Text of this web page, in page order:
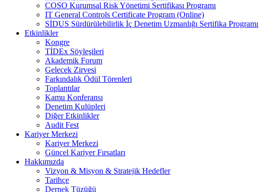
COSO Kurumsal Risk Yönetimi Sertifikası Programı
IT General Controls Certificate Program (Online)
SİDUS Sürdürülebilirlik İç Denetim Uzmanlığı Sertifika Programı
Etkinlikler
Kongre
TİDEx Söyleşileri
Akademik Forum
Gelecek Zirvesi
Farkındalık Ödül Törenleri
Toplantılar
Kamu Konferansı
Denetim Kulüpleri
Diğer Etkinlikler
Audit Fest
Kariyer Merkezi
Kariyer Merkezi
Güncel Kariyer Fırsatları
Hakkımızda
Vizyon & Misyon & Stratejik Hedefler
Tarihçe
Dernek Tüzüğü